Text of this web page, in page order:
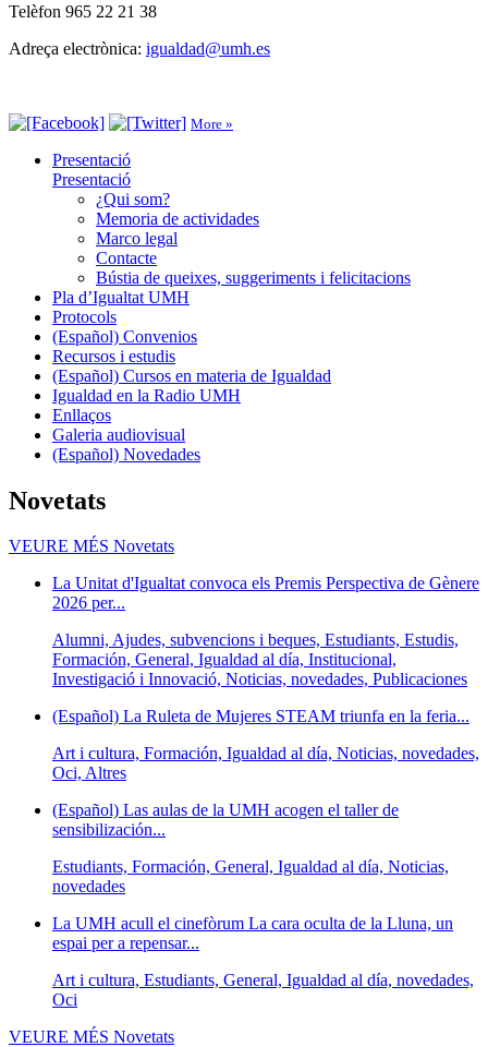
Telèfon 965 22 21 38
Adreça electrònica: igualdad@umh.es
More »
Presentació
Presentació
¿Qui som?
Memoria de actividades
Marco legal
Contacte
Bústia de queixes, suggeriments i felicitacions
Pla d’Igualtat UMH
Protocols
(Español) Convenios
Recursos i estudis
(Español) Cursos en materia de Igualdad
Igualdad en la Radio UMH
Enllaços
Galeria audiovisual
(Español) Novedades
Novetats
VEURE MÉS Novetats
La Unitat d'Igualtat convoca els Premis Perspectiva de Gènere
2026 per...
Alumni, Ajudes, subvencions i beques, Estudiants, Estudis,
Formación, General, Igualdad al día, Institucional,
Investigació i Innovació, Noticias, novedades, Publicaciones
(Español) La Ruleta de Mujeres STEAM triunfa en la feria...
Art i cultura, Formación, Igualdad al día, Noticias, novedades,
Oci, Altres
(Español) Las aulas de la UMH acogen el taller de
sensibilización...
Estudiants, Formación, General, Igualdad al día, Noticias,
novedades
La UMH acull el cinefòrum La cara oculta de la Lluna, un
espai per a repensar...
Art i cultura, Estudiants, General, Igualdad al día, novedades,
Oci
VEURE MÉS Novetats